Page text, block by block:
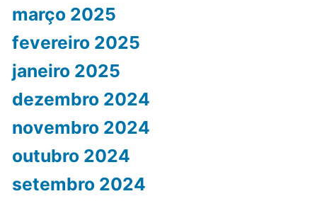
março 2025
fevereiro 2025
janeiro 2025
dezembro 2024
novembro 2024
outubro 2024
setembro 2024